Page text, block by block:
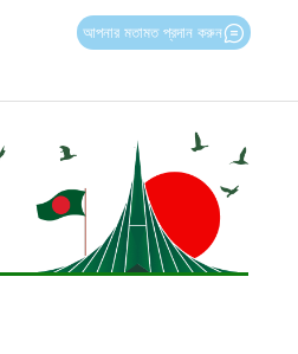
আপনার মতামত প্রদান করুন